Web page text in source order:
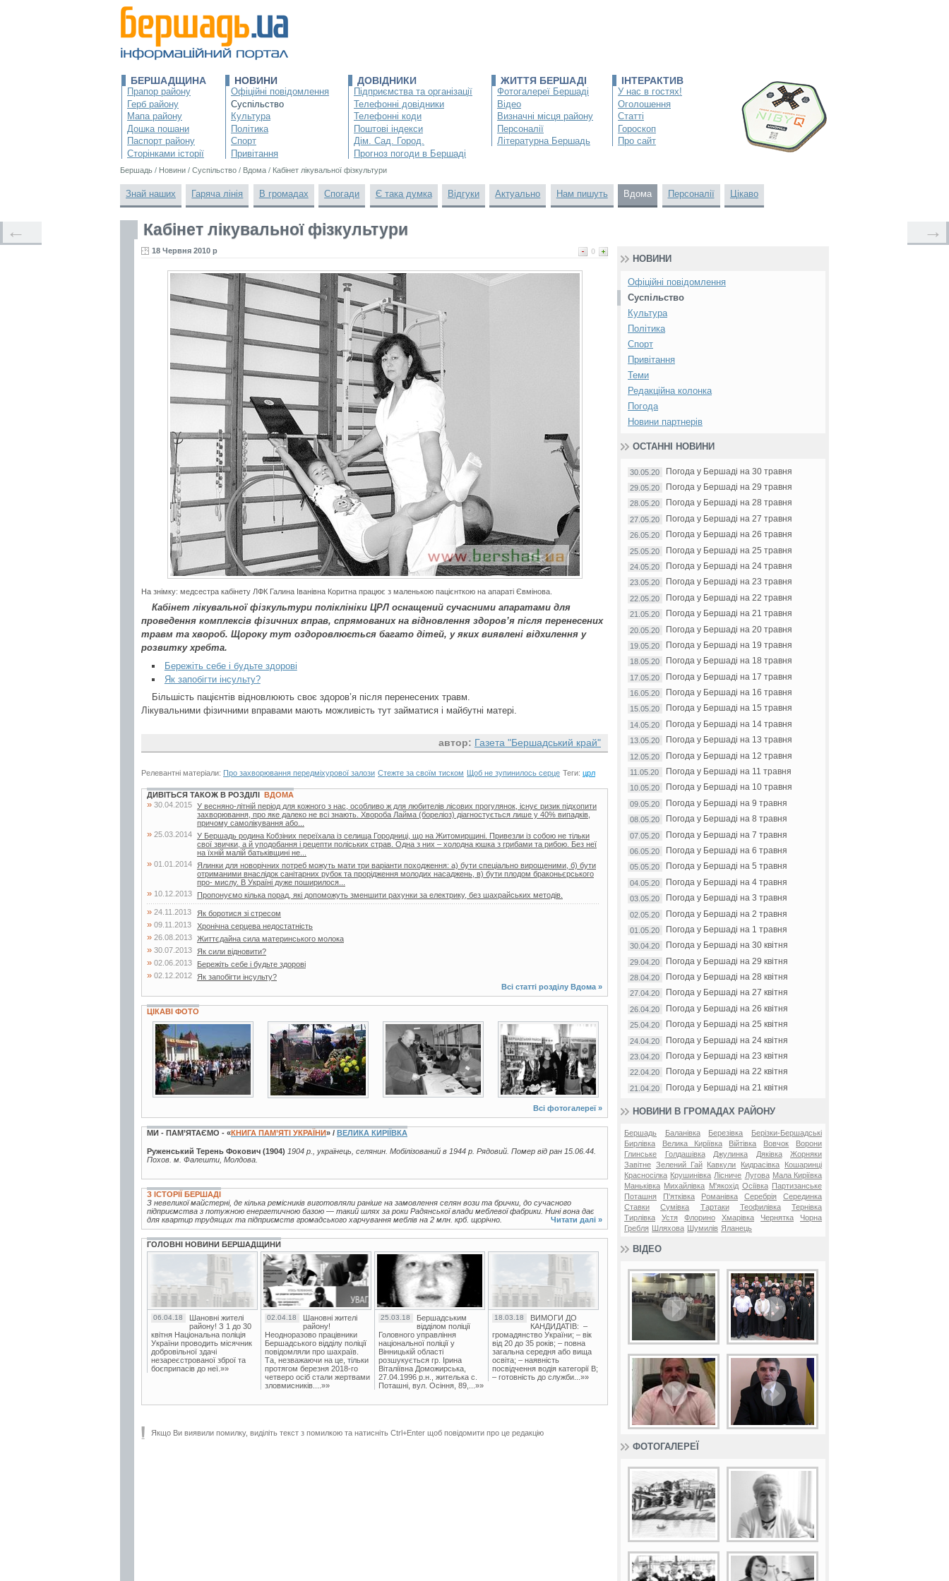
БЕРШАДЩИНА
Прапор району
Герб району
Мапа району
Дошка пошани
Паспорт району
Сторінками історії
НОВИНИ
Офіційні повідомлення
Суспільство
Культура
Політика
Спорт
Привітання
ДОВІДНИКИ
Підприємства та організації
Телефонні довідники
Телефонні коди
Поштові індекси
Дім. Сад. Город.
Прогноз погоди в Бершаді
ЖИТТЯ БЕРШАДІ
Фотогалереї Бершаді
Відео
Визначні місця району
Персоналії
Літературна Бершадь
ІНТЕРАКТИВ
У нас в гостях!
Оголошення
Статті
Гороскоп
Про сайт
Бершадь / Новини / Суспільство / Вдома / Кабінет лікувальної фізкультури
Знай наших Гаряча лінія В громадах Спогади Є така думка Відгуки Актуально Нам пишуть Вдома Персоналії Цікаво
Кабінет лікувальної фізкультури
0
18 Червня 2010 р
На знімку: медсестра кабінету ЛФК Галина Іванівна Коритна працює з маленькою пацієнткою на апараті Євмінова.
Кабінет лікувальної фізкультури поліклініки ЦРЛ оснащений сучасними апаратами для
проведення комплексів фізичних вправ, спрямованих на відновлення здоров’я після перенесених
травм та хвороб. Щороку тут оздоровлюється багато дітей, у яких виявлені відхилення у
розвитку хребта.
Бережіть себе і будьте здорові
Як запобігти інсульту?
Більшість пацієнтів відновлюють своє здоров’я після перенесених травм.
Лікувальними фізичними вправами мають можливість тут займатися і майбутні матері.
автор: Газета "Бершадський край"
Релевантні матеріали: Про захворювання передміхурової залози Стежте за своїм тиском Щоб не зупинилось серце Теги: црл
← →
ДИВІТЬСЯ ТАКОЖ В РОЗДІЛІ ВДОМА
» 30.04.2015 У весняно-літній період для кожного з нас, особливо ж для любителів лісових прогулянок, існує ризик підхопити
захворювання, про яке далеко не всі знають. Хвороба Лайма (бореліоз) діагностується лише у 40% випадків,
причому самолікування або...
» 25.03.2014 У Бершадь родина Кобзіних переїхала із селища Городниці, що на Житомирщині. Привезли із собою не тільки
свої звички, а й уподобання і рецепти поліських страв. Одна з них – холодна юшка з грибами та рибою. Без неї
на їхній малій батьківщині не...
» 01.01.2014
Ялинки для новорічних потреб можуть мати три варіанти походження: а) бути спеціально вирощеними, б) бути
отриманими внаслідок санітарних рубок та прорідження молодих насаджень, в) бути плодом браконьєрського
про- мислу. В Україні дуже поширилося...
» 10.12.2013 Пропонуємо кілька порад, які допоможуть зменшити рахунки за електрику, без шахрайських методів.
» 24.11.2013 Як боротися зі стресом
» 09.11.2013 Хронічна серцева недостатність
» 26.08.2013 Життєдайна сила материнського молока
» 30.07.2013 Як сили відновити?
» 02.06.2013 Бережіть себе і будьте здорові
» 02.12.2012
Як запобігти інсульту?
Всі статті розділу Вдома »
ЦІКАВІ ФОТО
5 фото 10 фото 4 фото 2 фото
Всі фотогалереї »
МИ - ПАМ’ЯТАЄМО - «КНИГА ПАМ’ЯТІ УКРАЇНИ» / ВЕЛИКА КИРІЇВКА
Руженський Терень Фокович (1904) 1904 р., українець, селянин. Мобілізований в 1944 р. Рядовий. Помер від ран 15.06.44.
Похов. м. Фалешти, Молдова.
З ІСТОРІЇ БЕРШАДІ
З невеликої майстерні, де кілька ремісників виготовляли раніше на замовлення селян вози та брички, до сучасного
підприємства з потужною енергетичною базою — такий шлях за роки Радянської влади меблевої фабрики. Нині вона дає
для квартир трудящих та підприємств громадського харчування меблів на 2 млн. крб. щорічно.
Читати далі »
ГОЛОВНІ НОВИНИ БЕРШАДЩИНИ
06.04.18
Шановні жителі
району! З 1 до 30
квітня Національна поліція
України проводить місячник
добровільної здачі
незареєстрованої зброї та
боєприпасів до неї.»»
02.04.18
Шановні жителі
району!
Неодноразово працівники
Бершадського відділу поліції
повідомляли про шахраїв.
Та, незважаючи на це, тільки
протягом березня 2018-го
четверо осіб стали жертвами
зловмисників....»»
25.03.18
Бершадським
відділом поліції
Головного управління
національної поліції у
Вінницькій області
розшукується гр. Ірина
Віталіївна Доможирська,
27.04.1996 р.н., жителька с.
Поташні, вул. Осіння, 89,...»»
18.03.18
ВИМОГИ ДО
КАНДИДАТІВ: –
громадянство України; – вік
від 20 до 35 років; – повна
загальна середня або вища
освіта; – наявність
посвідчення водія категорії В;
– готовність до служби...»»
Якщо Ви виявили помилку, виділіть текст з помилкою та натисніть Ctrl+Enter щоб повідомити про це редакцію
НОВИНИ
Офіційні повідомлення
Суспільство
Культура
Політика
Спорт
Привітання
Теми
Редакційна колонка
Погода
Новини партнерів
ОСТАННІ НОВИНИ
30.05.20 Погода у Бершаді на 30 травня
29.05.20 Погода у Бершаді на 29 травня
28.05.20 Погода у Бершаді на 28 травня
27.05.20 Погода у Бершаді на 27 травня
26.05.20 Погода у Бершаді на 26 травня
25.05.20 Погода у Бершаді на 25 травня
24.05.20 Погода у Бершаді на 24 травня
23.05.20 Погода у Бершаді на 23 травня
22.05.20 Погода у Бершаді на 22 травня
21.05.20 Погода у Бершаді на 21 травня
20.05.20 Погода у Бершаді на 20 травня
19.05.20 Погода у Бершаді на 19 травня
18.05.20 Погода у Бершаді на 18 травня
17.05.20 Погода у Бершаді на 17 травня
16.05.20 Погода у Бершаді на 16 травня
15.05.20 Погода у Бершаді на 15 травня
14.05.20 Погода у Бершаді на 14 травня
13.05.20 Погода у Бершаді на 13 травня
12.05.20 Погода у Бершаді на 12 травня
11.05.20 Погода у Бершаді на 11 травня
10.05.20 Погода у Бершаді на 10 травня
09.05.20 Погода у Бершаді на 9 травня
08.05.20 Погода у Бершаді на 8 травня
07.05.20 Погода у Бершаді на 7 травня
06.05.20 Погода у Бершаді на 6 травня
05.05.20 Погода у Бершаді на 5 травня
04.05.20 Погода у Бершаді на 4 травня
03.05.20 Погода у Бершаді на 3 травня
02.05.20 Погода у Бершаді на 2 травня
01.05.20 Погода у Бершаді на 1 травня
30.04.20 Погода у Бершаді на 30 квітня
29.04.20 Погода у Бершаді на 29 квітня
28.04.20 Погода у Бершаді на 28 квітня
27.04.20 Погода у Бершаді на 27 квітня
26.04.20 Погода у Бершаді на 26 квітня
25.04.20 Погода у Бершаді на 25 квітня
24.04.20 Погода у Бершаді на 24 квітня
23.04.20 Погода у Бершаді на 23 квітня
22.04.20 Погода у Бершаді на 22 квітня
21.04.20 Погода у Бершаді на 21 квітня
НОВИНИ В ГРОМАДАХ РАЙОНУ
Бершадь Баланівка Березівка
Берізки-Бершадські
Бирлівка
Велика Киріївка Війтівка Вовчок
Ворони
Глинське
Голдашівка Джулинка Дяківка
Жорняки
Завітне Зелений Гай Кавкули Кидрасівка
Кошаринці
Красносілка Крушинівка Лісниче Лугова Мала Киріївка
Маньківка Михайлівка М'якохід Осіївка
Партизанське
Поташня
П'ятківка Романівка Серебрія
Серединка
Ставки
Сумівка Тартаки Теофилівка
Тернівка
Тирлівка
Устя Флорино Хмарівка Чернятка
Чорна
Гребля
Шляхова Шумилів Яланець
ВІДЕО
ФОТОГАЛЕРЕЇ